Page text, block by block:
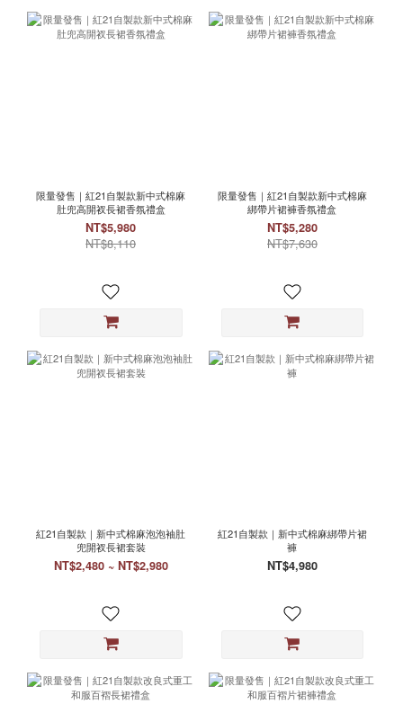
限量發售｜紅21自製款新中式棉麻
肚兜高開衩長裙香氛禮盒
NT$5,980
NT$8,110
限量發售｜紅21自製款新中式棉麻
綁帶片裙褲香氛禮盒
NT$5,280
NT$7,630
紅21自製款｜新中式棉麻泡泡袖肚
兜開衩長裙套裝
NT$2,480 ~ NT$2,980
紅21自製款｜新中式棉麻綁帶片裙
褲
NT$4,980